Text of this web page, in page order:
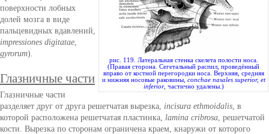
рис. 119. Латеральная стенка скелета полости носа.
(Правая сторона. Сегетальный распил, проведённый
вправо от костной перегородки носа. Верхняя, средняя
и нижняя носовые раковины, conchae nasales superior, et
inferior, частично удалены.)
поверхности лобных
долей мозга в виде
пальцевидных вдавлений,
impressiones digitatae,
gyrorum).
Глазничные части
Глазничные части
разделяет друг от друга решетчатая вырезка, incisura ethmoidalis, в
которой расположена решетчатая пластинка, lamina cribrosa, решетчатой
кости. Вырезка по сторонам ограничена краем, кнаружи от которого